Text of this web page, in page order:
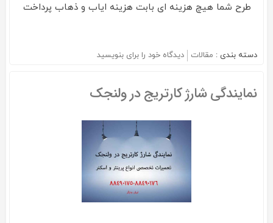
طرح شما هیچ هزینه ای بابت هزینه ایاب و ذهاب پرداخت
دسته بندی : مقالات دیدگاه خود را برای on
کارتریج
در
بنویسید
نمایندگی شارژ کارتریج در ولنجک